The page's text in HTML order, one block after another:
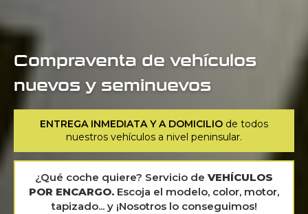
Compraventa de vehículos
nuevos y seminuevos
ENTREGA INMEDIATA Y A DOMICILIO de todos
nuestros vehículos a nivel peninsular.
¿Qué coche quiere? Servicio de VEHÍCULOS
POR ENCARGO. Escoja el modelo, color, motor,
tapizado... y ¡Nosotros lo conseguimos!